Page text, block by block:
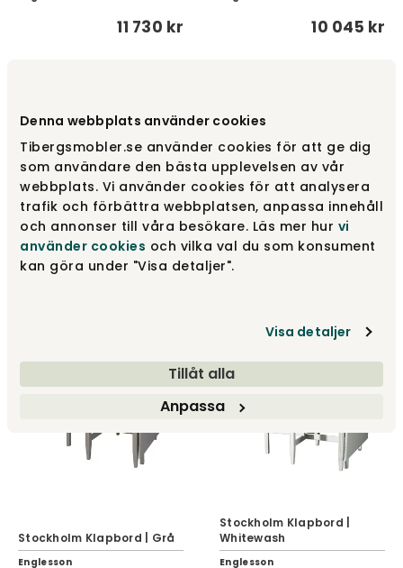
Denna webbplats använder cookies
Tibergsmobler.se använder cookies för att ge dig
som användare den bästa upplevelsen av vår
webbplats. Vi använder cookies för att analysera
trafik och förbättra webbplatsen, anpassa innehåll
och annonser till våra besökare. Läs mer hur vi
använder cookies och vilka val du som konsument
kan göra under "Visa detaljer".
Visa detaljer
Tillåt alla
Anpassa
11 730 kr 10 045 kr
Stockholm 2.0 Spisebord
200 | Sort
Stockholm 2.0 Spisebord
200 | Whitewash
Stockholm Klapbord | Grå
Englesson
Stockholm Klapbord |
Whitewash
Englesson